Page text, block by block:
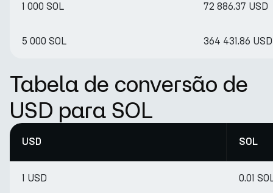
1 000 SOL 72 886.37 USD
5 000 SOL 364 431.86 USD
Tabela de conversão de
USD para SOL
USD SOL
1 USD 0.01